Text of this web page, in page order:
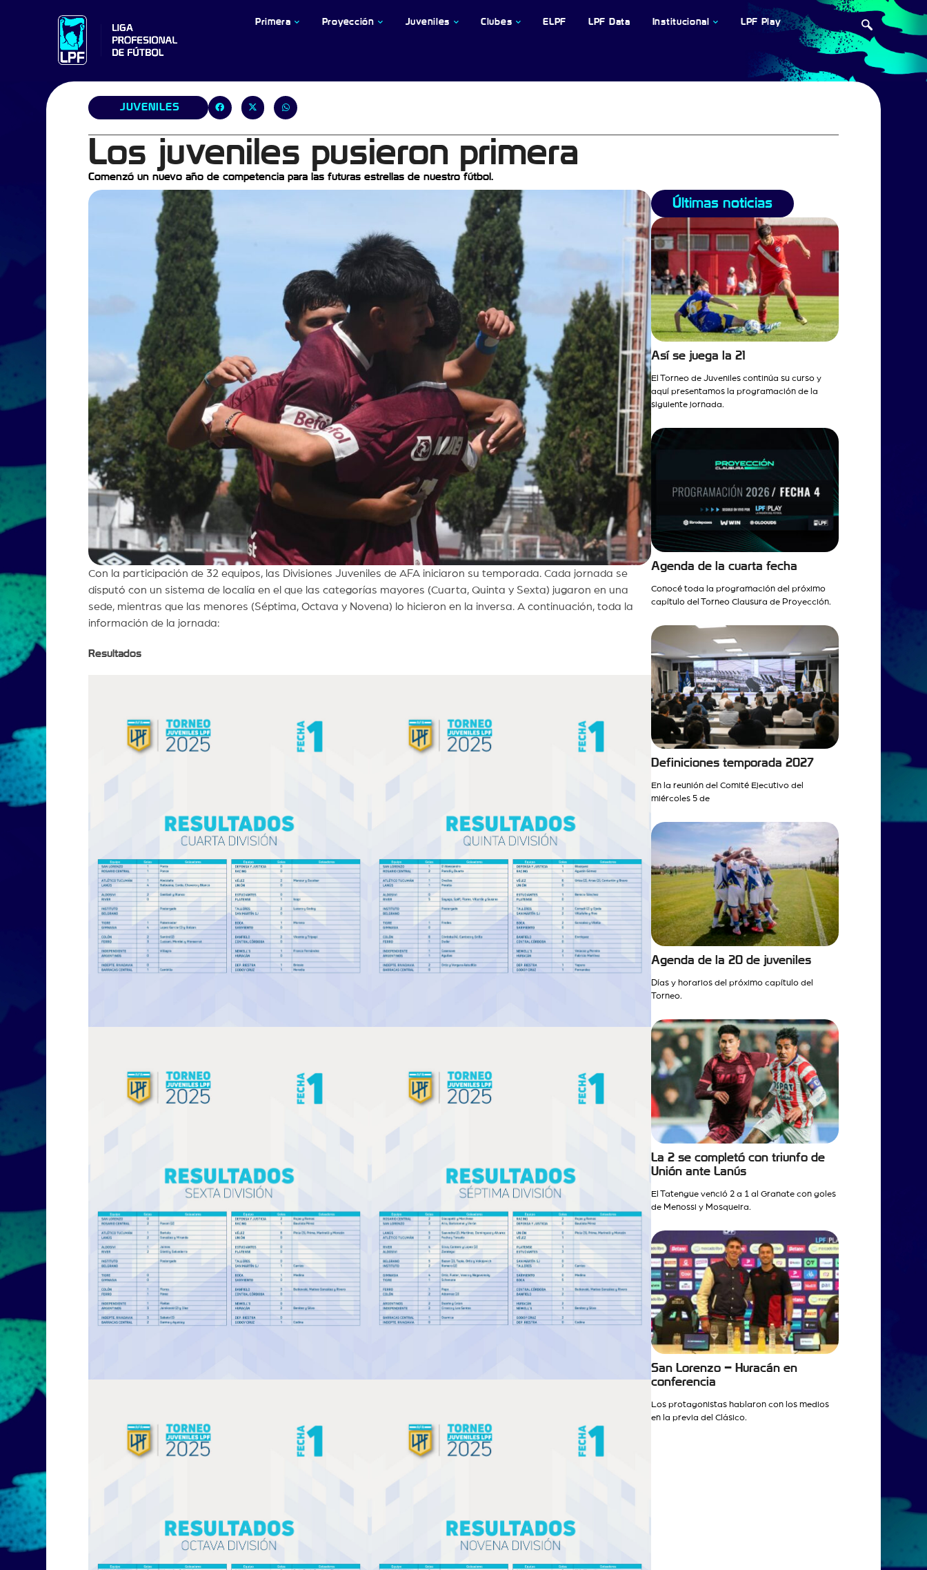
Primera Proyección Juveniles Clubes ELPF LPF Data Institucional LPF Play
JUVENILES
Los juveniles pusieron primera
Comenzó un nuevo año de competencia para las futuras estrellas de nuestro fútbol.
Con la participación de 32 equipos, las Divisiones Juveniles de AFA iniciaron su temporada. Cada jornada se
disputó con un sistema de localía en el que las categorías mayores (Cuarta, Quinta y Sexta) jugaron en una
sede, mientras que las menores (Séptima, Octava y Novena) lo hicieron en la inversa. A continuación, toda la
información de la jornada:
Resultados
Últimas noticias
Así se juega la 21
El Torneo de Juveniles continúa su curso y
aquí presentamos la programación de la
siguiente jornada.
Agenda de la cuarta fecha
Conocé toda la programación del próximo
capítulo del Torneo Clausura de Proyección.
Definiciones temporada 2027
En la reunión del Comité Ejecutivo del
miércoles 5 de
Agenda de la 20 de juveniles
Días y horarios del próximo capítulo del
Torneo.
La 2 se completó con triunfo de
Unión ante Lanús
El Tatengue venció 2 a 1 al Granate con goles
de Menossi y Mosqueira.
San Lorenzo – Huracán en
conferencia
Los protagonistas hablaron con los medios
en la previa del Clásico.